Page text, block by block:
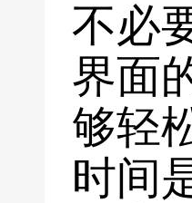
不必
界面
够轻
时间